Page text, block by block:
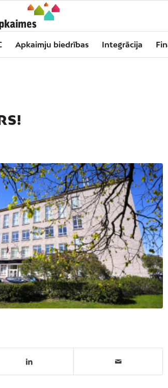
Apkaimju biedrības Integrācija